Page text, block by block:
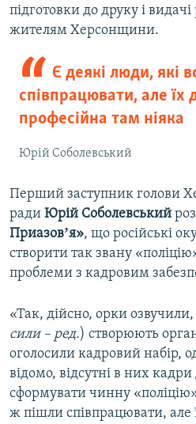
підготовки до друку і
жителям Херсонщини.
Є деякі люди, які
співпрацювати, але їх
професійна там ніяка
Юрій Соболевський
Перший заступник голови
ради Юрій Соболевський
Приазовʼя», що російські
створити так звану
проблеми з кадровим
«Так, дійсно, орки
сили – ред.) створюють
оголосили кадровий набір,
відомо, відсутні в них
сформувати чинну
ж пішли співпрацювати, але